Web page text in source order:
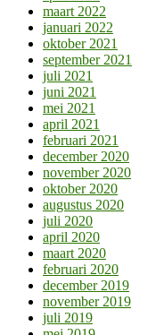
maart 2022
januari 2022
oktober 2021
september 2021
juli 2021
juni 2021
mei 2021
april 2021
februari 2021
december 2020
november 2020
oktober 2020
augustus 2020
juli 2020
april 2020
maart 2020
februari 2020
december 2019
november 2019
juli 2019